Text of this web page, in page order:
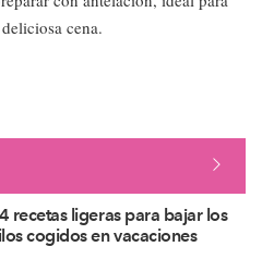
cena.
recetas ligeras para bajar los
cogidos en vacaciones